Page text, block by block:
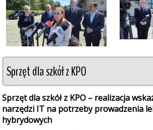
Sprzęt dla szkół z KPO
Sprzęt dla szkół z KPO – realizacja
narzędzi IT na potrzeby prowadzenia
hybrydowych